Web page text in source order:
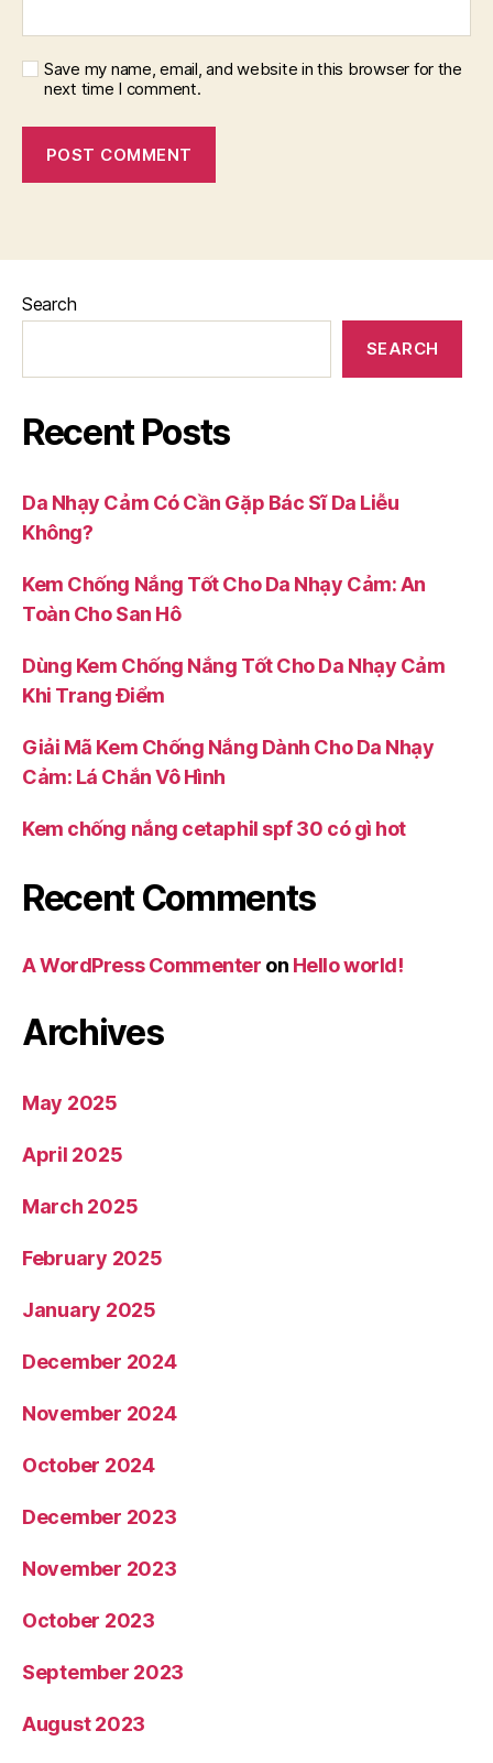
Save my name, email, and website in this browser for the
next time I comment.
Search
SEARCH
Recent Posts
Da Nhạy Cảm Có Cần Gặp Bác Sĩ Da Liễu
Không?
Kem Chống Nắng Tốt Cho Da Nhạy Cảm: An
Toàn Cho San Hô
Dùng Kem Chống Nắng Tốt Cho Da Nhạy Cảm
Khi Trang Điểm
Giải Mã Kem Chống Nắng Dành Cho Da Nhạy
Cảm: Lá Chắn Vô Hình
Kem chống nắng cetaphil spf 30 có gì hot
Recent Comments
A WordPress Commenter on Hello world!
Archives
May 2025
April 2025
March 2025
February 2025
January 2025
December 2024
November 2024
October 2024
December 2023
November 2023
October 2023
September 2023
August 2023